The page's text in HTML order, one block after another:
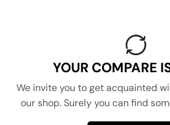
YOUR COMPARE
We invite you to get acquainted
our shop. Surely you can find